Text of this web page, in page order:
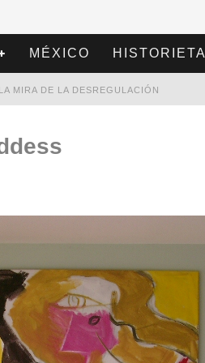
MÉXICO HISTORIETA
MIRA DE LA DESREGULACIÓN
| HOTEL ACAPULCO
| LA NIEVE